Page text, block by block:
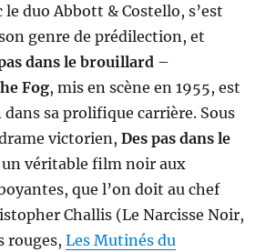
le duo Abbott & Costello, s’est
genre de prédilection, et
dans le brouillard –
Fog, mis en scène en 1955, est
sa prolifique carrière. Sous
victorien, Des pas dans le
un véritable film noir aux
que l’on doit au chef
Challis (Le Narcisse Noir,
rouges,Les Mutinés du